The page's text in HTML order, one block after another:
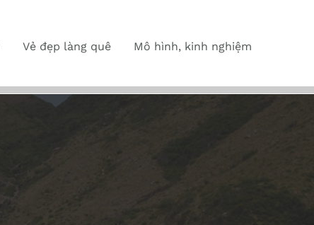
Vẻ đẹp làng quê Mô hình, kinh nghiệm